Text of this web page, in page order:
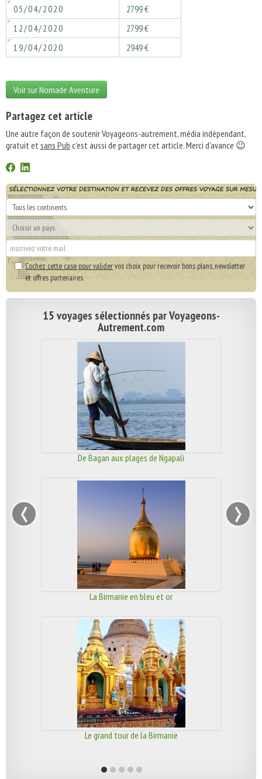
05/04/2020
2799 €
12/04/2020
2799 €
19/04/2020
2949 €
Voir sur Nomade Aventure
Partagez cet article
Une autre façon de soutenir Voyageons-autrement, média indépendant,
gratuit etsans Pub c'est aussi de partager cet article. Merci d'avance 😉
Cochez cette case pour validervos choix pour recevoir bons plans, newsletter
et offres partenaires
15 voyages sélectionnés par Voyageons-
Autrement.com
De Bagan aux plages de Ngapali
La Birmanie en bleu et or
Le grand tour de la Birmanie
‹ ›